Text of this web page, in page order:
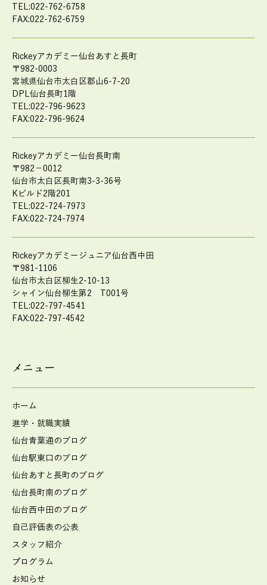
TEL:022-762-6758
FAX:022-762-6759
Rickeyアカデミー仙台あすと長町
〒982-0003
宮城県仙台市太白区郡山6-7-20
DPL仙台長町1階
TEL:022-796-9623
FAX:022-796-9624
Rickeyアカデミー仙台長町南
〒982－0012
仙台市太白区長町南3-3-36号
Kビルド2階201
TEL:022-724-7973
FAX:022-724-7974
Rickeyアカデミージュニア仙台西中田
〒981-1106
仙台市太白区柳生2-10-13
シャイン仙台柳生第2 T001号
TEL:022-797-4541
FAX:022-797-4542
メニュー
ホーム
進学・就職実績
仙台青葉通のブログ
仙台駅東口のブログ
仙台あすと長町のブログ
仙台長町南のブログ
仙台西中田のブログ
自己評価表の公表
スタッフ紹介
プログラム
お知らせ